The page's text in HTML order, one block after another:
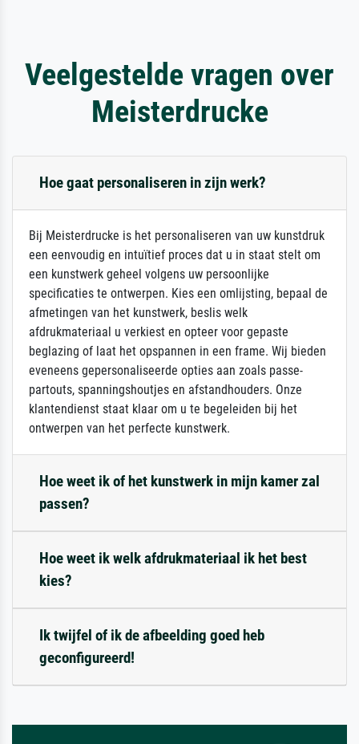
Veelgestelde vragen over
Meisterdrucke
Hoe gaat personaliseren in zijn werk?
Bij Meisterdrucke is het personaliseren van uw kunstdruk
een eenvoudig en intuïtief proces dat u in staat stelt om
een kunstwerk geheel volgens uw persoonlijke
specificaties te ontwerpen. Kies een omlijsting, bepaal de
afmetingen van het kunstwerk, beslis welk
afdrukmateriaal u verkiest en opteer voor gepaste
beglazing of laat het opspannen in een frame. Wij bieden
eveneens gepersonaliseerde opties aan zoals passe-
partouts, spanningshoutjes en afstandhouders. Onze
klantendienst staat klaar om u te begeleiden bij het
ontwerpen van het perfecte kunstwerk.
Hoe weet ik of het kunstwerk in mijn kamer zal
passen?
Hoe weet ik welk afdrukmateriaal ik het best
kies?
Ik twijfel of ik de afbeelding goed heb
geconfigureerd!